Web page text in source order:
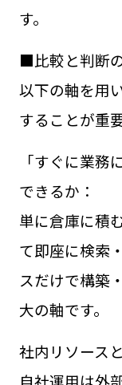
す。
■比較と判断
以下の軸を用
することが重
「すぐに業
できるか：
単に倉庫に積
て即座に検索
スだけで構築
大の軸です。
社内リソース
自社運用は外